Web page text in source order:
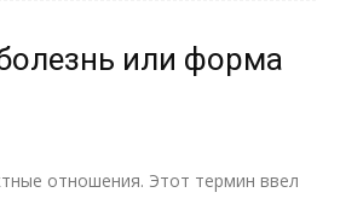
или форма
отношения. Этот термин ввел